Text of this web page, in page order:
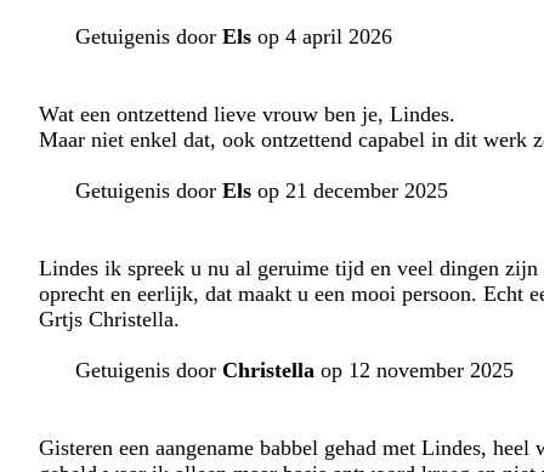
Getuigenis door Els op 4 april 2026
Wat een ontzettend lieve vrouw ben je, Lindes.
Maar niet enkel dat, ook ontzettend capabel in dit
Getuigenis door Els op 21 december 2025
Lindes ik spreek u nu al geruime tijd en veel dingen
oprecht en eerlijk, dat maakt u een mooi persoon. Echt
Grtjs Christella.
Getuigenis door Christella op 12 november 2025
Gisteren een aangename babbel gehad met Lindes,